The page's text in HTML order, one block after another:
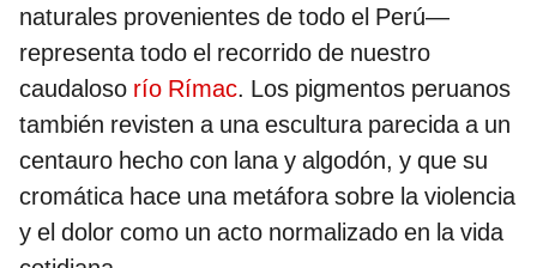
naturales provenientes de todo el Perú—
representa todo el recorrido de nuestro
caudaloso río Rímac. Los pigmentos peruanos
también revisten a una escultura parecida a un
centauro hecho con lana y algodón, y que su
cromática hace una metáfora sobre la violencia
y el dolor como un acto normalizado en la vida